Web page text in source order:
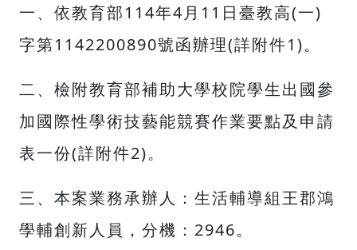
一、依教育部114年4月11日臺教高(一)
字第1142200890號函辦理(詳附件1)。
二、檢附教育部補助大學校院學生出國參
加國際性學術技藝能競賽作業要點及申請
表一份(詳附件2)。
三、本案業務承辦人：生活輔導組王郡鴻
學輔創新人員，分機：2946。